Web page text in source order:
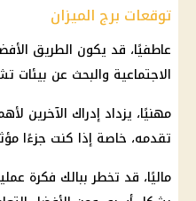
توقعات برج الميزان
عاطفيًا، قد يكون الطريق
الاجتماعية والبحث عن بيئات
مهنيًا، يزداد إدراك الآخرين
تقدمه، خاصة إذا كنت جزءًا
ماليًا، قد تخطر ببالك فكرة